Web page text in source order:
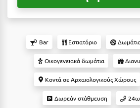
Β
Βansko
Βραχάτι Κορινθίας
Ξενώνες
Camping
Δες όλες τις προσφορές
Bar Εστιατόριο
Οικογενειακά δωμάτια
Κοντά σε Αρχαιολογικούς Χώρους
Δωρεάν στάθμευση